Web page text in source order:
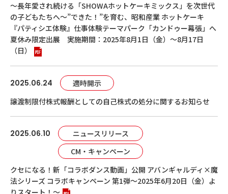
～長年愛され続ける「SHOWAホットケーキミックス」を次世代
の子どもたちへ～”できた！”を育む、昭和産業 ホットケーキ
『パティシエ体験』仕事体験テーマパーク「カンドゥー幕張」へ
夏休み限定出展 実施期間：2025年8月1日（金）～8月17日
（日）
2025.06.24
適時開示
譲渡制限付株式報酬としての自己株式の処分に関するお知らせ
2025.06.10
ニュースリリース
CM・キャンペーン
クセになる！新「コラボダンス動画」公開 アバンギャルディ×魔
法シリーズ コラボキャンペーン 第1弾～2025年6月20日（金）よ
りスタート！～